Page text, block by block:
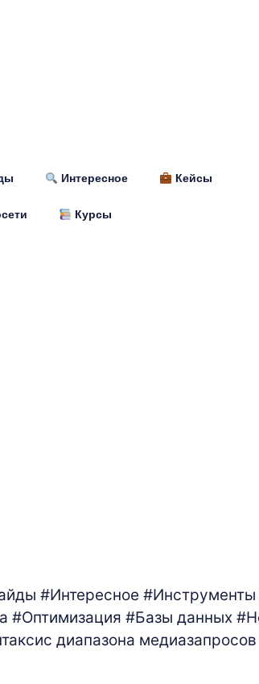
Интересное Кейсы
Курсы
#Интересное #Инструменты
#Оптимизация #Базы данных
диапазона медиазапросов